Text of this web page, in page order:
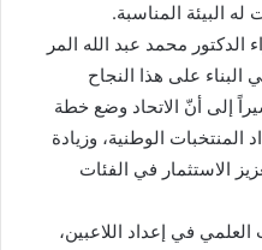
البيئة المناسبة.
الدكتور محمد عبد الله المر
على هذا النجاح
إلى أنّ الاتحاد وضع خطة
الوطنية، وزيادة
الاستثمار في الفئات
في إعداد اللاعبين،